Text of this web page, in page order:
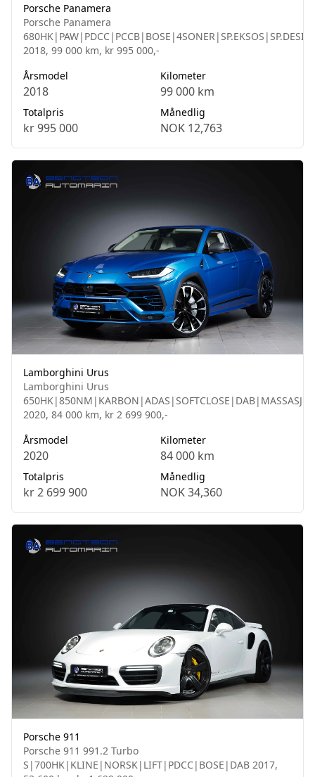
Porsche Panamera
Porsche Panamera
2018, 99 000 km, kr 995 000,-
Årsmodel
2018
Kilometer
99 000 km
Totalpris
kr 995 000
Månedlig
NOK 12,763
Lamborghini Urus
Lamborghini Urus
2020, 84 000 km, kr 2 699 900,-
Årsmodel
2020
Kilometer
84 000 km
Totalpris
kr 2 699 900
Månedlig
NOK 34,360
Porsche 911
Porsche 911 991.2 Turbo
S|700HK|KLINE|NORSK|LIFT|PDCC|BOSE|DAB 2017,